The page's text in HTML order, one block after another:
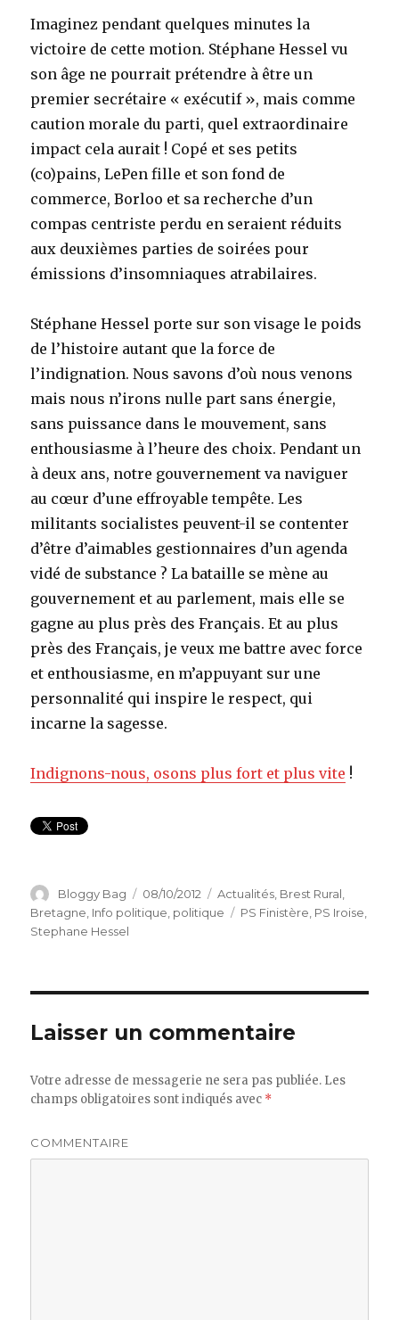
Imaginez pendant quelques minutes la
victoire de cette motion. Stéphane Hessel vu
son âge ne pourrait prétendre à être un
premier secrétaire « exécutif », mais comme
caution morale du parti, quel extraordinaire
impact cela aurait ! Copé et ses petits
(co)pains, LePen fille et son fond de
commerce, Borloo et sa recherche d’un
compas centriste perdu en seraient réduits
aux deuxièmes parties de soirées pour
émissions d’insomniaques atrabilaires.
Stéphane Hessel porte sur son visage le poids
de l’histoire autant que la force de
l’indignation. Nous savons d’où nous venons
mais nous n’irons nulle part sans énergie,
sans puissance dans le mouvement, sans
enthousiasme à l’heure des choix. Pendant un
à deux ans, notre gouvernement va naviguer
au cœur d’une effroyable tempête. Les
militants socialistes peuvent-il se contenter
d’être d’aimables gestionnaires d’un agenda
vidé de substance ? La bataille se mène au
gouvernement et au parlement, mais elle se
gagne au plus près des Français. Et au plus
près des Français, je veux me battre avec force
et enthousiasme, en m’appuyant sur une
personnalité qui inspire le respect, qui
incarne la sagesse.
Indignons-nous, osons plus fort et plus vite !
Auteur
Bloggy Bag
Publié
le
08/10/2012 Catégories
Actualités Brest Rural
Bretagne Info politique politique Étiquettes
PS Finistère PS Iroise
Stephane Hessel
Laisser un commentaire
Votre adresse de messagerie ne sera pas publiée. Les
champs obligatoires sont indiqués avec *
COMMENTAIRE